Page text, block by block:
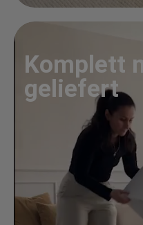
Komplett
geliefert